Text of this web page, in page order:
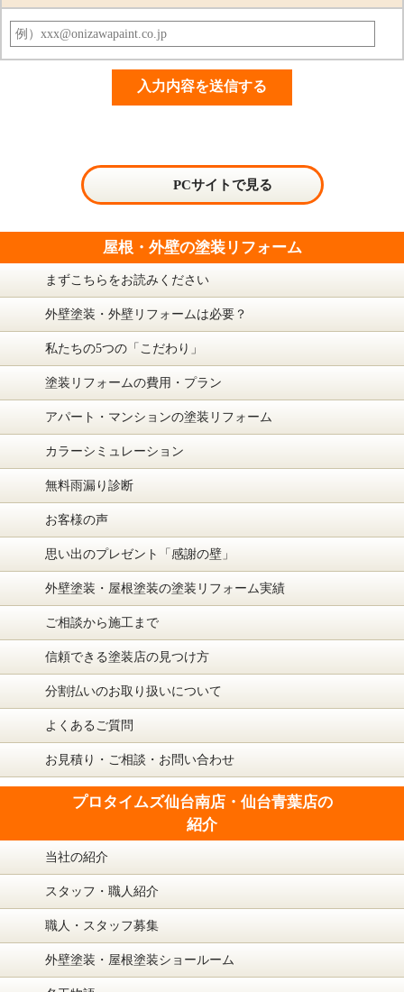
PCサイトで見る
屋根・外壁の塗装リフォーム
まずこちらをお読みください
外壁塗装・外壁リフォームは必要？
私たちの5つの「こだわり」
塗装リフォームの費用・プラン
アパート・マンションの塗装リフォーム
カラーシミュレーション
無料雨漏り診断
お客様の声
思い出のプレゼント「感謝の壁」
外壁塗装・屋根塗装の塗装リフォーム実績
ご相談から施工まで
信頼できる塗装店の見つけ方
分割払いのお取り扱いについて
よくあるご質問
お見積り・ご相談・お問い合わせ
プロタイムズ仙台南店・仙台青葉店の
紹介
当社の紹介
スタッフ・職人紹介
職人・スタッフ募集
外壁塗装・屋根塗装ショールーム